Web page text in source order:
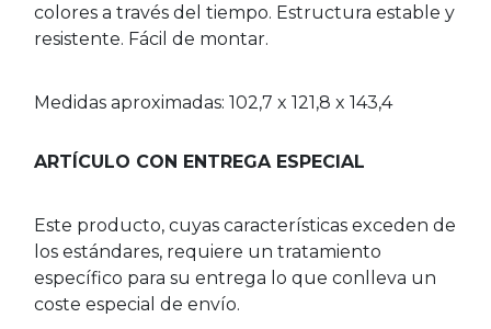
colores a través del tiempo. Estructura estable y
resistente. Fácil de montar.
Medidas aproximadas: 102,7 x 121,8 x 143,4
ARTÍCULO CON ENTREGA ESPECIAL
Este producto, cuyas características exceden de
los estándares, requiere un tratamiento
específico para su entrega lo que conlleva un
coste especial de envío.